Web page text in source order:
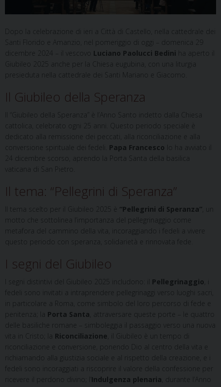
Dopo la celebrazione di ieri a Città di Castello, nella cattedrale dei
Santi Florido e Amanzio, nel pomeriggio di oggi – domenica 29
dicembre 2024 – il vescovo Luciano Paolucci Bedini ha aperto il
Giubileo 2025 anche per la Chiesa eugubina, con una liturgia
presieduta nella cattedrale dei Santi Mariano e Giacomo.
Il Giubileo della Speranza
Il “Giubileo della Speranza” è l’Anno Santo indetto dalla Chiesa
cattolica, celebrato ogni 25 anni. Questo periodo speciale è
dedicato alla remissione dei peccati, alla riconciliazione e alla
conversione spirituale dei fedeli. Papa Francesco lo ha avviato il
24 dicembre scorso, aprendo la Porta Santa della basilica
vaticana di San Pietro.
Il tema: “Pellegrini di Speranza”
Il tema scelto per il Giubileo 2025 è “Pellegrini di Speranza” , un
motto che sottolinea l’importanza del pellegrinaggio come
metafora del cammino della vita, incoraggiando i fedeli a vivere
questo periodo con speranza, solidarietà e rinnovata fede.
I segni del Giubileo
I segni distintivi del Giubileo 2025 includono: il Pellegrinaggio
fedeli sono invitati a intraprendere pellegrinaggi verso luoghi sacri,
in particolare a Roma, come simbolo del loro percorso di fede e
penitenza; la Porta Santa , attraversare queste porte – le quattro
delle basiliche romane – simboleggia il passaggio verso una nuova
vita in Cristo; la Riconciliazione , il Giubileo è un tempo di
riconciliazione e conversione, ponendo Dio al centro della vita e
richiamando alla giustizia sociale e al rispetto della creazione, e i
fedeli sono incoraggiati a riscoprire il valore della confessione per
ricevere il perdono divino; l’ Indulgenza plenaria , durante l’Anno